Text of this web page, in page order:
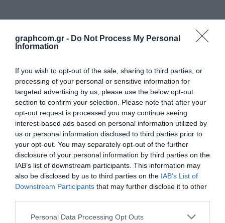
graphcom.gr - Do Not Process My Personal
Information
If you wish to opt-out of the sale, sharing to third parties, or
processing of your personal or sensitive information for
targeted advertising by us, please use the below opt-out
section to confirm your selection. Please note that after your
opt-out request is processed you may continue seeing
interest-based ads based on personal information utilized by
us or personal information disclosed to third parties prior to
your opt-out. You may separately opt-out of the further
disclosure of your personal information by third parties on the
IAB’s list of downstream participants. This information may
also be disclosed by us to third parties on the IAB’s List of
Downstream Participants that may further disclose it to other
Personal Data Processing Opt Outs
Νέα